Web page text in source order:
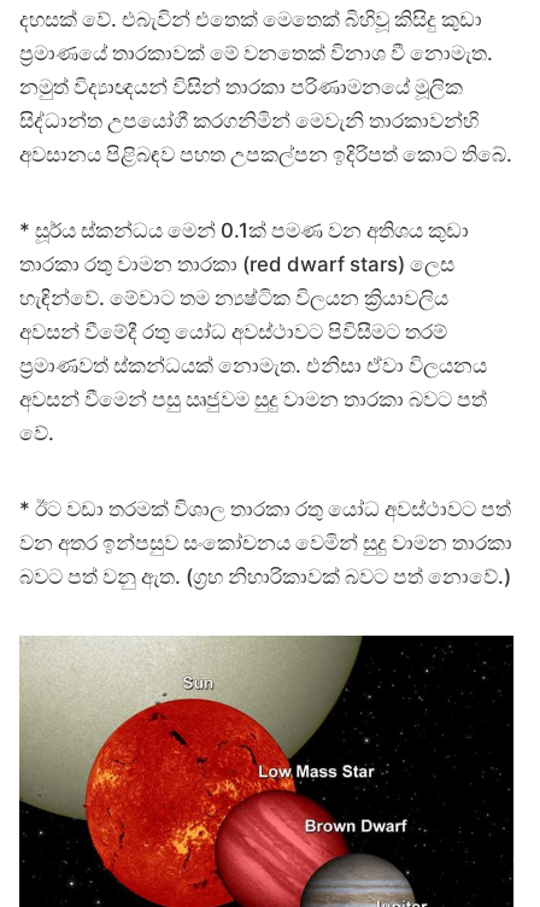
දහසක් වේ. එබැවින් එතෙක් මෙතෙක් බිහිවූ කිසිදු කුඩා
ප්‍රමාණයේ තාරකාවක් මේ වනතෙක් විනාශ වී නොමැත.
නමුත් විද්‍යාඥයන් විසින් තාරකා පරිණාමනයේ මූලික
සිද්ධාන්ත උපයෝගී කරගනිමින් මෙවැනි තාරකාවන්හි
අවසානය පිළිබඳව පහත උපකල්පන ඉදිරිපත් කොට තිබේ.
* සූර්ය ස්කන්ධය මෙන් 0.1ක් පමණ වන අතිශය කුඩා
තාරකා රතු වාමන තාරකා (red dwarf stars) ලෙස
හැඳින්වේ. මේවාට තම න්‍යෂ්ටික විලයන ක්‍රියාවලිය
අවසන් වීමේදී රතු යෝධ අවස්ථාවට පිවිසීමට තරම්
ප්‍රමාණවත් ස්කන්ධයක් නොමැත. එනිසා ඒවා විලයනය
අවසන් වීමෙන් පසු ඍජුවම සුදු වාමන තාරකා බවට පත්
වේ.
* ඊට වඩා තරමක් විශාල තාරකා රතු යෝධ අවස්ථාවට පත්
වන අතර ඉන්පසුව සංකෝචනය වෙමින් සුදු වාමන තාරකා
බවට පත් වනු ඇත. (ග්‍රහ නිහාරිකාවක් බවට පත් නොවේ.)